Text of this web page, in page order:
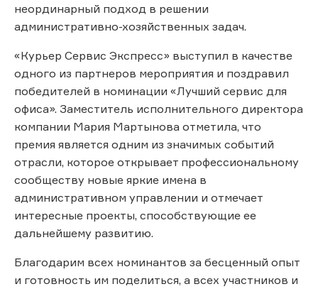
неординарный подход в решении
административно-хозяйственных задач.
«Курьер Сервис Экспресс» выступил в качестве
одного из партнеров мероприятия и поздравил
победителей в номинации «Лучший сервис для
офиса». Заместитель исполнительного директора
компании Мария Мартынова отметила, что
премия является одним из значимых событий
отрасли, которое открывает профессиональному
сообществу новые яркие имена в
административном управлении и отмечает
интересные проекты, способствующие ее
дальнейшему развитию.
Благодарим всех номинантов за бесценный опыт
и готовность им поделиться, а всех участников и